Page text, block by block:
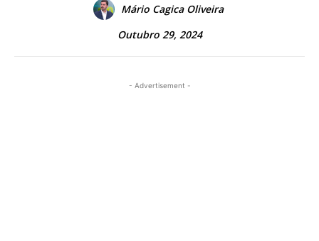
Mário Cagica Oliveira
Outubro 29, 2024
- Advertisement -